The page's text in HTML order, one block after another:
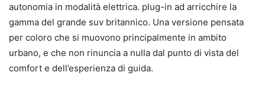
autonomia in modalità elettrica. plug-in ad arricchire la
gamma del grande suv britannico. Una versione pensata
per coloro che si muovono principalmente in ambito
urbano, e che non rinuncia a nulla dal punto di vista del
comfort e dell’esperienza di guida.